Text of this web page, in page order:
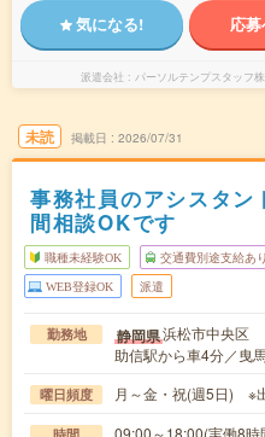
気になる! 応
派遣会社 パーソルテンプスタッフ
未読 掲載日 2026/07/31
事務社員のアシスタ
間相談OKです
職種未経験OK 交通費別途支給あり
WEB登録OK 派遣
勤務地 静岡県浜松市中央区
助信駅から車4分／曳
曜日頻度 月～金・祝(週5日) ※
09:00～18:00(実働8